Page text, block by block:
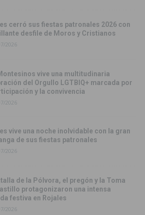
cerró sus fiestas patronales 2026 con
desfile de Moros y Cristianos
2026
vive una multitudinaria
del Orgullo LGTBIQ+ marcada por
y la convivencia
2026
vive una noche inolvidable con la gran
de sus fiestas patronales
2026
de la Pólvora, el pregón y la Toma
protagonizaron una intensa
festiva en Rojales
2026